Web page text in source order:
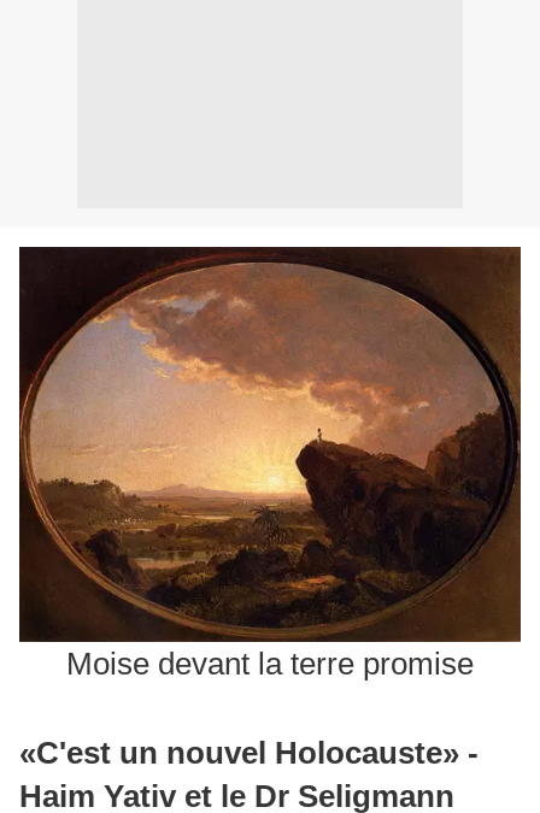
Moise devant la terre promise
«C'est un nouvel Holocauste» -
Haim Yativ et le Dr Seligmann